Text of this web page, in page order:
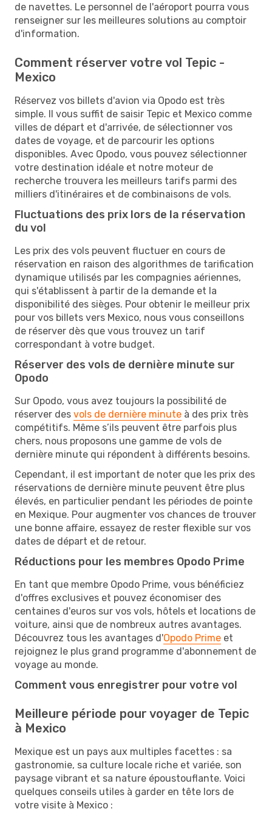
de navettes. Le personnel de l'aéroport pourra vous
renseigner sur les meilleures solutions au comptoir
d'information.
Comment réserver votre vol Tepic -
Mexico
Réservez vos billets d'avion via Opodo est très
simple. Il vous suffit de saisir Tepic et Mexico comme
villes de départ et d'arrivée, de sélectionner vos
dates de voyage, et de parcourir les options
disponibles. Avec Opodo, vous pouvez sélectionner
votre destination idéale et notre moteur de
recherche trouvera les meilleurs tarifs parmi des
milliers d'itinéraires et de combinaisons de vols.
Fluctuations des prix lors de la réservation
du vol
Les prix des vols peuvent fluctuer en cours de
réservation en raison des algorithmes de tarification
dynamique utilisés par les compagnies aériennes,
qui s'établissent à partir de la demande et la
disponibilité des sièges. Pour obtenir le meilleur prix
pour vos billets vers Mexico, nous vous conseillons
de réserver dès que vous trouvez un tarif
correspondant à votre budget.
Réserver des vols de dernière minute sur
Opodo
Sur Opodo, vous avez toujours la possibilité de
réserver des vols de dernière minute à des prix très
compétitifs. Même s’ils peuvent être parfois plus
chers, nous proposons une gamme de vols de
dernière minute qui répondent à différents besoins.
Cependant, il est important de noter que les prix des
réservations de dernière minute peuvent être plus
élevés, en particulier pendant les périodes de pointe
en Mexique. Pour augmenter vos chances de trouver
une bonne affaire, essayez de rester flexible sur vos
dates de départ et de retour.
Réductions pour les membres Opodo Prime
En tant que membre Opodo Prime, vous bénéficiez
d'offres exclusives et pouvez économiser des
centaines d'euros sur vos vols, hôtels et locations de
voiture, ainsi que de nombreux autres avantages.
Découvrez tous les avantages d'Opodo Prime et
rejoignez le plus grand programme d'abonnement de
voyage au monde.
Comment vous enregistrer pour votre vol
Meilleure période pour voyager de Tepic
à Mexico
Mexique est un pays aux multiples facettes : sa
gastronomie, sa culture locale riche et variée, son
paysage vibrant et sa nature époustouflante. Voici
quelques conseils utiles à garder en tête lors de
votre visite à Mexico :